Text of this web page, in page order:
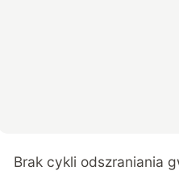
Brak cykli odszraniania